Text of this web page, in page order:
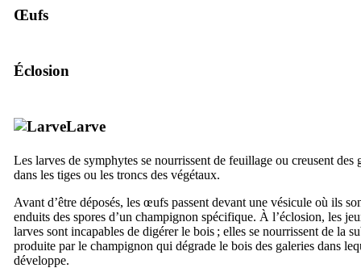
Œufs
Éclosion
Larve
Les larves de symphytes se nourrissent de feuillage ou creusent des
dans les tiges ou les troncs des végétaux.
Avant d’être déposés, les œufs passent devant une vésicule où ils
enduits des spores d’un champignon spécifique. À l’éclosion, les
larves sont incapables de digérer le bois ; elles se nourrissent de la
produite par le champignon qui dégrade le bois des galeries dans
développe.